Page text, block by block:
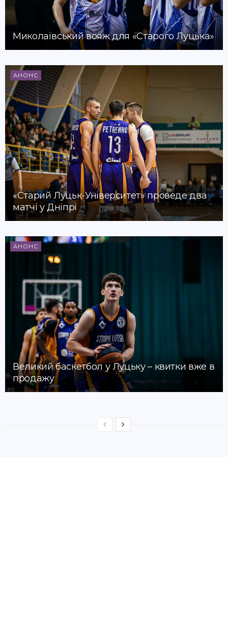
Миколаївський вояж для «Старого Луцька»
АНОНС
«Старий Луцьк-Університет» проведе два
матчі у Дніпрі
АНОНС
Великий баскетбол у Луцьку – квитки вже в
продажу